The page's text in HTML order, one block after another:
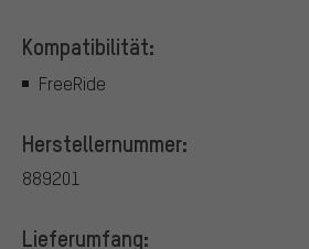
Kompatibilität:
FreeRide
Herstellernummer:
889201
Lieferumfang: